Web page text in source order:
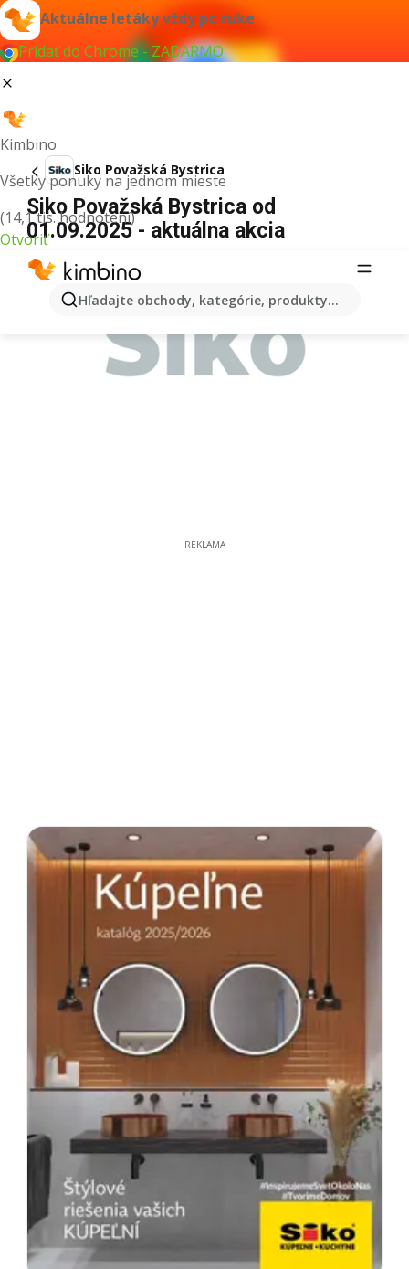
Aktuálne letáky vždy po ruke
Pridať do Chrome - ZADARMO
Kimbino
Všetky ponuky na jednom mieste
(14,1 tis. hodnotení)
Otvoriť
Hľadajte obchody, kategórie, produkty...
Siko Považská Bystrica
Siko Považská Bystrica od
01.09.2025 - aktuálna akcia
REKLAMA